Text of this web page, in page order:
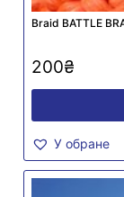
Braid BATTLE
200₴
У обране